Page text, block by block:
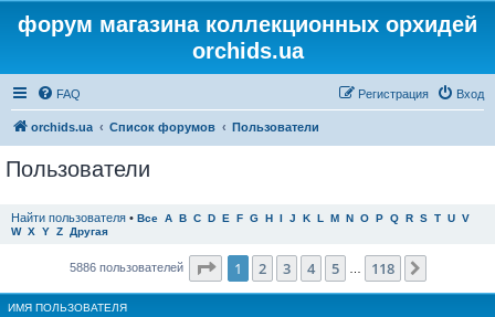
форум магазина коллекционных орхидей
orchids.ua
FAQ Вход
Регистрация
orchids.ua Список форумов Пользователи
Пользователи
Найти пользователя • Все A B C D E F G H I J K L M N O P Q R S T U V
W X Y Z Другая
5886 пользователей Страница из 118
1 2 3 4 5 118
ИМЯ ПОЛЬЗОВАТЕЛЯ